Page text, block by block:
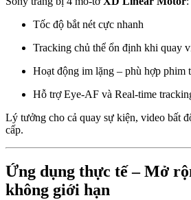
Tốc độ bắt nét cực nhanh
Tracking chủ thể ổn định khi quay
Hoạt động im lặng – phù hợp phim
Hỗ trợ Eye-AF và Real-time
Lý tưởng cho cả quay sự kiện, video bất
cấp.
Ứng dụng thực tế – Mở
không giới hạn